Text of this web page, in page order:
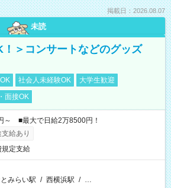
掲載日：2026.08.07
未読
！＞コンサートなどのグッズ
社会人未経験OK
大学生歓迎
面接OK
～ ■最大で日給2万8500円！
給あり
規定支給
みらい駅 / 西横浜駅 / …